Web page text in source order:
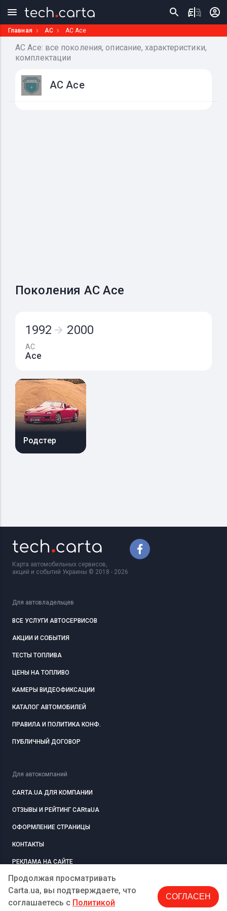
Главная AC AC Ace
AC Ace: все поколения, описание, характеристики,
комплектации
AC Ace
Поколения AC Ace
1992 2000
AC
Ace
Родстер
Продолжая просматривать
Carta.ua, вы подтверждаете, что
соглашаетесь c Политикой
СОГЛАСЕН
Карта автомобильных сервисов,
акций и событий Украины © 2018 - 2026
Для автовладельцев
ВСЕ УСЛУГИ АВТОСЕРВИСОВ
АКЦИИ И СОБЫТИЯ
ТЕСТЫ ТОПЛИВА
ЦЕНЫ НА ТОПЛИВО
КАМЕРЫ ВИДЕОФИКСАЦИИ
КАТАЛОГ АВТОМОБИЛЕЙ
ПРАВИЛА И ПОЛИТИКА КОНФ.
ПУБЛИЧНЫЙ ДОГОВОР
Для автокомпаний
CARTA.UA ДЛЯ КОМПАНИИ
ОТЗЫВЫ И РЕЙТИНГ CARtaUA
ОФОРМЛЕНИЕ СТРАНИЦЫ
КОНТАКТЫ
РЕКЛАМА НА САЙТЕ
РЕГИСТРАЦИЯ КОМПАНИЮ